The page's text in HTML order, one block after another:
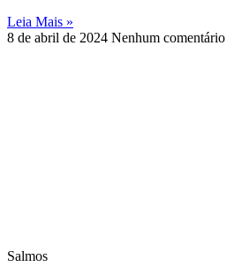
Leia Mais »
8 de abril de 2024 Nenhum comentário
Salmos